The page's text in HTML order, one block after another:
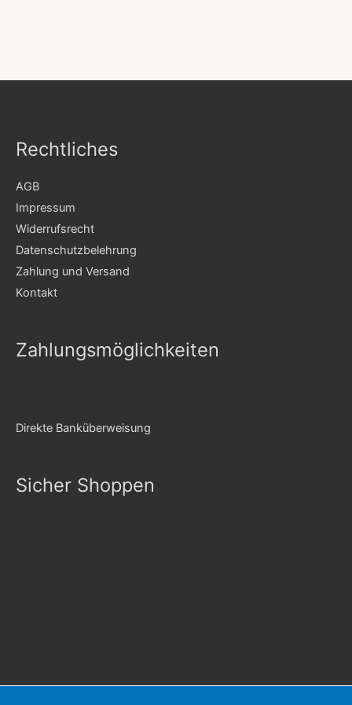
Rechtliches
AGB
Impressum
Widerrufsrecht
Datenschutzbelehrung
Zahlung und Versand
Kontakt
Zahlungsmöglichkeiten
Direkte Banküberweisung
Sicher Shoppen